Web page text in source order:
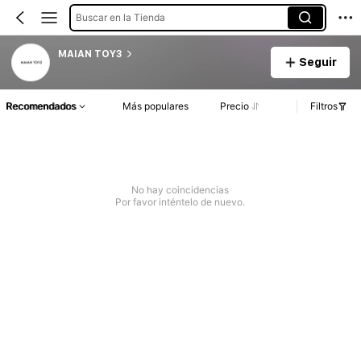
Buscar en la Tienda
MAIAN TOY3
Seguir
Recomendados Más populares Precio Filtros
No hay coincidencias
Por favor inténtelo de nuevo.